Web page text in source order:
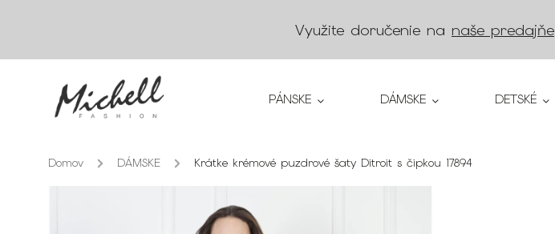
Využite doručenie na naše predajňe
PÁNSKE DÁMSKE DETSKÉ
Domov / DÁMSKE / Krátke krémové puzdrové šaty Ditroit s čipkou 17894